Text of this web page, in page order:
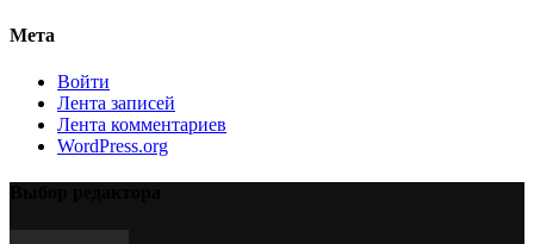
Мета
Войти
Лента записей
Лента комментариев
WordPress.org